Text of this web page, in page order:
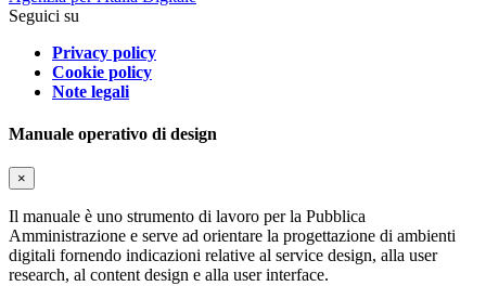
Seguici su
Privacy policy
Cookie policy
Note legali
Manuale operativo di design
×
Il manuale è uno strumento di lavoro per la Pubblica
Amministrazione e serve ad orientare la progettazione di ambienti
digitali fornendo indicazioni relative al service design, alla user
research, al content design e alla user interface.